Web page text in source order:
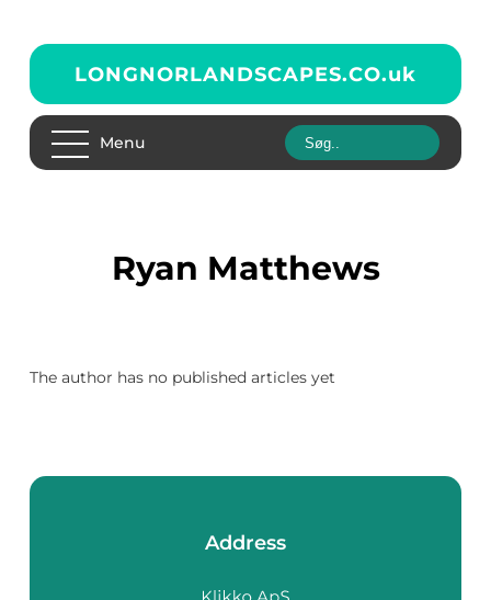
LONGNORLANDSCAPES.CO.uk
Menu
Ryan Matthews
The author has no published articles yet
Address